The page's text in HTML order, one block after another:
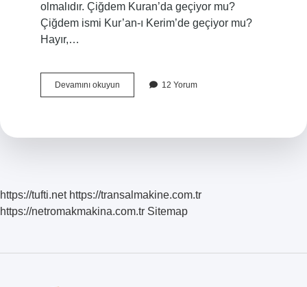
olmalıdır. Çiğdem Kuran’da geçiyor mu?
Çiğdem ismi Kur’an-ı Kerim’de geçiyor mu?
Hayır,…
Devamını okuyunÇiğdem
Kelimesi
12 Yorum
https://tufti.net https://transalmakine.com.tr
https://netromakmakina.com.tr Sitemap